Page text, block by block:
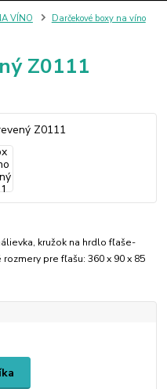
VÍNO
Darčekové boxy na víno
Z0111
kružok na hrdlo fľaše-
pre fľašu: 360 x 90 x 85